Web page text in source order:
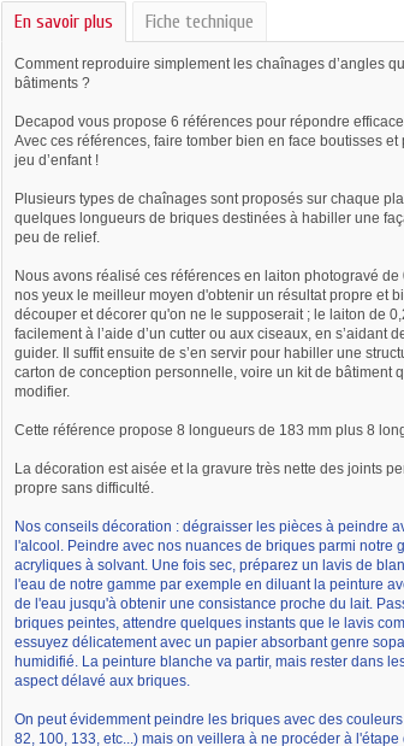
En savoir plus Fiche technique
Comment reproduire simplement les chaînages d’angles
bâtiments ?
Decapod vous propose 6 références pour répondre
Avec ces références, faire tomber bien en face boutisses
jeu d’enfant !
Plusieurs types de chaînages sont proposés sur chaque
quelques longueurs de briques destinées à habiller une
peu de relief.
Nous avons réalisé ces références en laiton photogravé de
nos yeux le meilleur moyen d'obtenir un résultat propre et
découper et décorer qu'on ne le supposerait ; le laiton de
facilement à l’aide d’un cutter ou aux ciseaux, en s’aidant
guider. Il suffit ensuite de s’en servir pour habiller une
carton de conception personnelle, voire un kit de bâtiment
modifier.
Cette référence propose 8 longueurs de 183 mm plus 8
La décoration est aisée et la gravure très nette des joints
propre sans difficulté.
Nos conseils décoration : dégraisser les pièces à peindre
l'alcool. Peindre avec nos nuances de briques parmi notre
acryliques à solvant. Une fois sec, préparez un lavis de
l'eau de notre gamme par exemple en diluant la peinture
de l'eau jusqu'à obtenir une consistance proche du lait.
briques peintes, attendre quelques instants que le lavis
essuyez délicatement avec un papier absorbant genre
humidifié. La peinture blanche va partir, mais rester dans
aspect délavé aux briques.
On peut évidemment peindre les briques avec des
82, 100, 133, etc...) mais on veillera à ne procéder à